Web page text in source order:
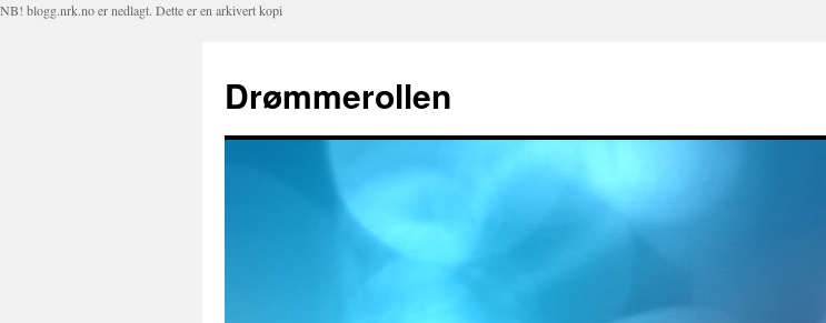
NB! blogg.nrk.no er nedlagt. Dette er en arkivert kopi
Drømmerollen